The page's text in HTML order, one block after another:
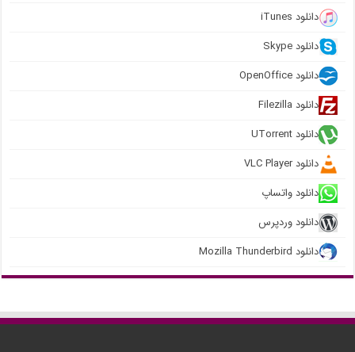
دانلود iTunes
دانلود Skype
دانلود OpenOffice
دانلود Filezilla
دانلود UTorrent
دانلود VLC Player
دانلود واتساپ
دانلود وردپرس
دانلود Mozilla Thunderbird